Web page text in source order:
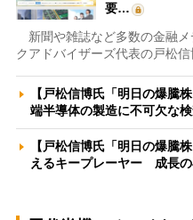
要…
新聞や雑誌など多数の金融
クアドバイザーズ代表の戸松
【戸松信博氏「明日の爆騰
端半導体の製造に不可欠な
【戸松信博氏「明日の爆騰
えるキープレーヤー 成長